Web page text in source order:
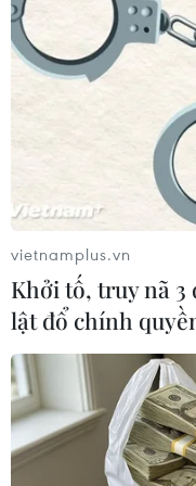
'Dự án tham
những thách
14/06/2020 11:25
Đại dịch viêm đường
máy kinh tế toàn
tham vọng nhất mọi
và Con đường (BRI).
vietnamplus.vn
Khởi tố, truy nã 3
lật đổ chính